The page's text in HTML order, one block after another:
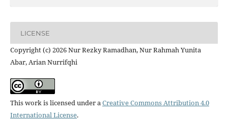
LICENSE
Copyright (c) 2026 Nur Rezky Ramadhan, Nur Rahmah Yunita
Abar, Arian Nurrifqhi
This work is licensed under aCreative Commons Attribution 4.0
International License.